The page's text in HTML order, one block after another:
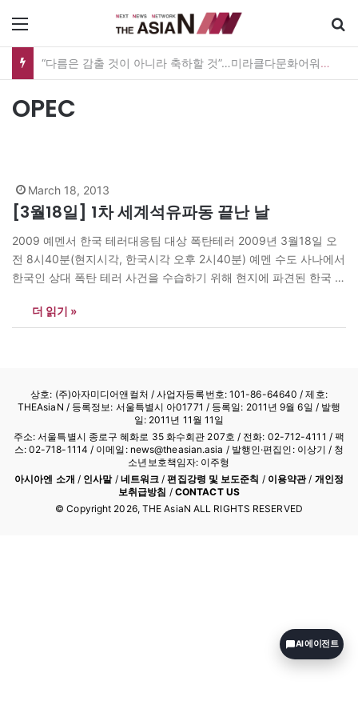
“다름은 감출 것이 아니라 축하할 것”…미라클다문화어워드가 그리는 ‘공존’의 미래
OPEC
March 18, 2013
[3월18일] 1차 세계석유파동 끝난 날
2009 예멘서 한국 테러대응팀 대상 폭탄테러 2009년 3월18일 오
전 8시40분(현지시각, 한국시각 오후 2시40분) 예멘 수도 사나에서
한국인 상대 폭탄 테러 사건을 수습하기 위해 현지에 파견된 한국 외
받았다. 사흘 전인 3월15일 예멘 세이윤 지역에서 알카에다의 소행
으로 보이는 폭탄 테러로 고대 도시 시밤을…
더 읽기 »
상호: (주)아자미디어앤컬처 /사업자등록번호: 101-86-64640 / 제호:
THEAsiaN / 등록정보: 서울특별시 아01771 / 등록일: 2011년 9월 6일 / 발행
일: 2011년 11월 11일
주소: 서울특별시 종로구 혜화로 35 화수회관 207호 / 전화: 02-712-4111 / 팩
스: 02-718-1114 / 이메일: news@theasian.asia / 발행인·편집인: 이상기 / 청
소년보호책임자: 이주형
아시아엔 소개 / 인사말/ 네트워크 /편집강령 및 보도준칙 / 이용약관/ 개인정
보취급방침 / CONTACT US
© Copyright 2026, THE AsiaN ALL RIGHTS RESERVED
AI 에이전트